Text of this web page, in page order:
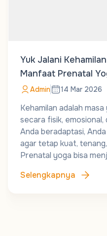
Yuk Jalani
Manfaat Prenatal
Admin 14 Mar 2026
Kehamilan adalah
secara fisik, emosional,
Anda beradaptasi,
agar tetap kuat,
Prenatal yoga bisa
Selengkapnya